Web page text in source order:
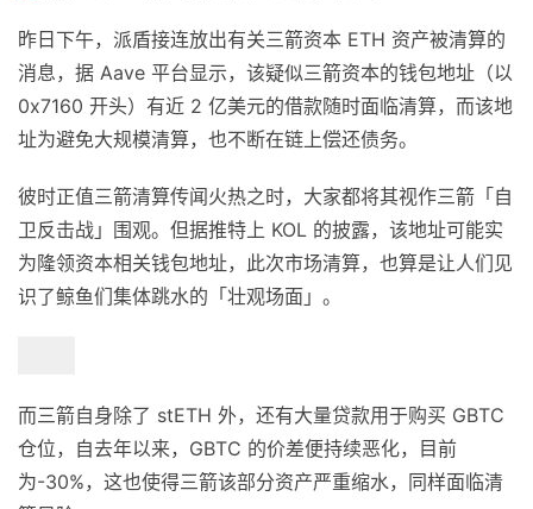
昨日下午，派盾接连放出有关三箭资本 ETH 资产被清算的
消息，据 Aave 平台显示，该疑似三箭资本的钱包地址（以
0x7160 开头）有近 2 亿美元的借款随时面临清算，而该地
址为避免大规模清算，也不断在链上偿还债务。
彼时正值三箭清算传闻火热之时，大家都将其视作三箭「自
卫反击战」围观。但据推特上 KOL 的披露，该地址可能实
为隆领资本相关钱包地址，此次市场清算，也算是让人们见
识了鲸鱼们集体跳水的「壮观场面」。
而三箭自身除了 stETH 外，还有大量贷款用于购买 GBTC
仓位，自去年以来，GBTC 的价差便持续恶化，目前
为-30%，这也使得三箭该部分资产严重缩水，同样面临清